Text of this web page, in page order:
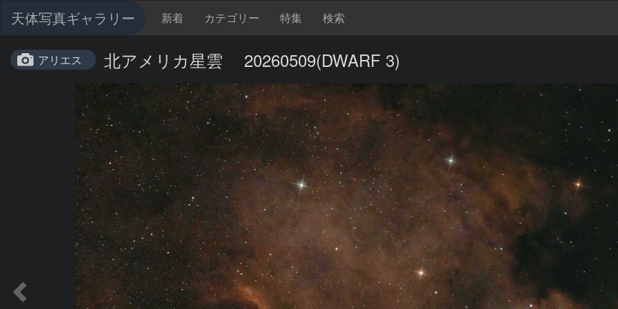
天体写真ギャラリー 新着 カテゴリー 特集 検索
アリエス 北アメリカ星雲 20260509(DWARF 3)